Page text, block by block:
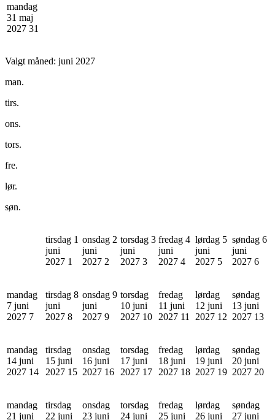
mandag
31 maj
2027 31
Valgt måned: juni 2027
man.
tirs.
ons.
tors.
fre.
lør.
søn.
tirsdag 1
juni
2027 1
onsdag 2
juni
2027 2
torsdag 3
juni
2027 3
fredag 4
juni
2027 4
lørdag 5
juni
2027 5
søndag 6
juni
2027 6
mandag
7 juni
2027 7
tirsdag 8
juni
2027 8
onsdag 9
juni
2027 9
torsdag
10 juni
2027 10
fredag
11 juni
2027 11
lørdag
12 juni
2027 12
søndag
13 juni
2027 13
mandag
14 juni
2027 14
tirsdag
15 juni
2027 15
onsdag
16 juni
2027 16
torsdag
17 juni
2027 17
fredag
18 juni
2027 18
lørdag
19 juni
2027 19
søndag
20 juni
2027 20
mandag
21 juni
tirsdag
22 juni
onsdag
23 juni
torsdag
24 juni
fredag
25 juni
lørdag
26 juni
søndag
27 juni